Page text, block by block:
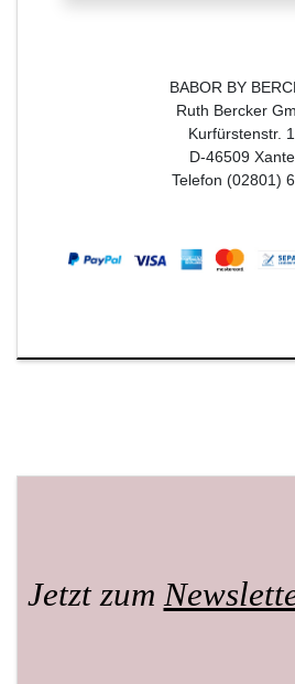
BABOR BY
Ruth Bercker
Kurfürstenstr.
D-46509
Telefon (02801)
Jetzt zum